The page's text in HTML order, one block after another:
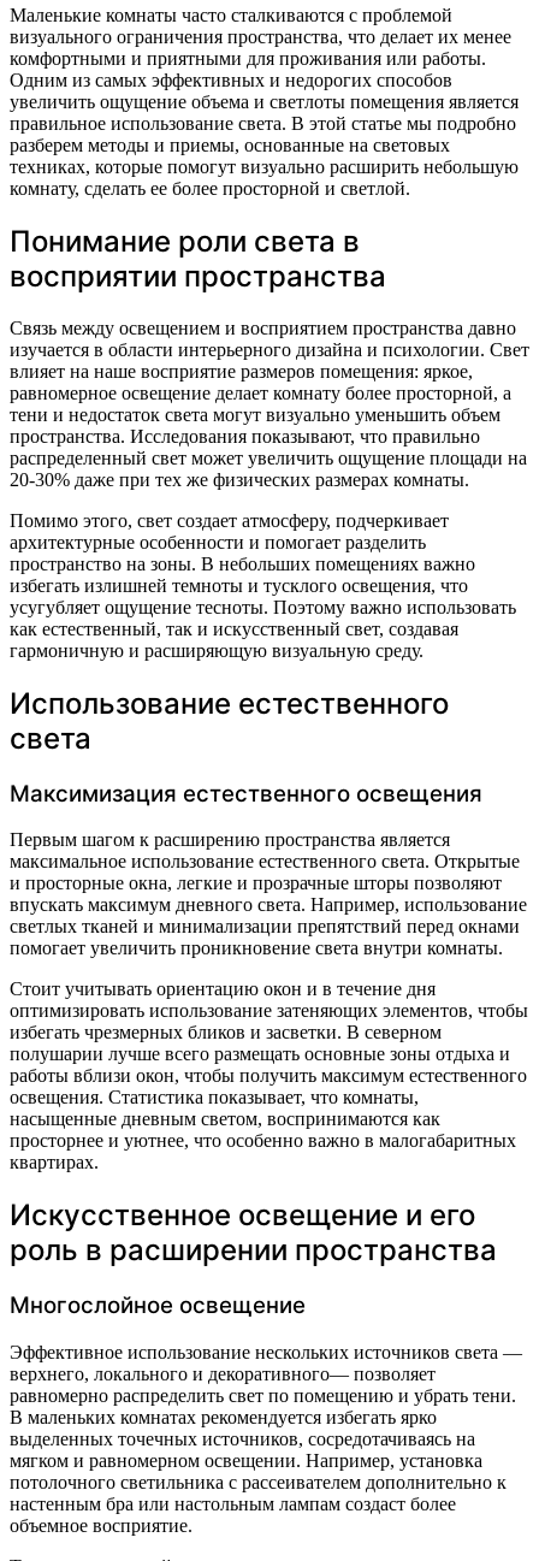
Маленькие комнаты часто сталкиваются с проблемой
визуального ограничения пространства, что делает их менее
комфортными и приятными для проживания или работы.
Одним из самых эффективных и недорогих способов
увеличить ощущение объема и светлоты помещения является
правильное использование света. В этой статье мы подробно
разберем методы и приемы, основанные на световых
техниках, которые помогут визуально расширить небольшую
комнату, сделать ее более просторной и светлой.
Понимание роли света в
восприятии пространства
Связь между освещением и восприятием пространства давно
изучается в области интерьерного дизайна и психологии. Свет
влияет на наше восприятие размеров помещения: яркое,
равномерное освещение делает комнату более просторной, а
тени и недостаток света могут визуально уменьшить объем
пространства. Исследования показывают, что правильно
распределенный свет может увеличить ощущение площади на
20-30% даже при тех же физических размерах комнаты.
Помимо этого, свет создает атмосферу, подчеркивает
архитектурные особенности и помогает разделить
пространство на зоны. В небольших помещениях важно
избегать излишней темноты и тусклого освещения, что
усугубляет ощущение тесноты. Поэтому важно использовать
как естественный, так и искусственный свет, создавая
гармоничную и расширяющую визуальную среду.
Использование естественного
света
Максимизация естественного освещения
Первым шагом к расширению пространства является
максимальное использование естественного света. Открытые
и просторные окна, легкие и прозрачные шторы позволяют
впускать максимум дневного света. Например, использование
светлых тканей и минимализации препятствий перед окнами
помогает увеличить проникновение света внутри комнаты.
Стоит учитывать ориентацию окон и в течение дня
оптимизировать использование затеняющих элементов, чтобы
избегать чрезмерных бликов и засветки. В северном
полушарии лучше всего размещать основные зоны отдыха и
работы вблизи окон, чтобы получить максимум естественного
освещения. Статистика показывает, что комнаты,
насыщенные дневным светом, воспринимаются как
просторнее и уютнее, что особенно важно в малогабаритных
квартирах.
Искусственное освещение и его
роль в расширении пространства
Многослойное освещение
Эффективное использование нескольких источников света —
верхнего, локального и декоративного— позволяет
равномерно распределить свет по помещению и убрать тени.
В маленьких комнатах рекомендуется избегать ярко
выделенных точечных источников, сосредотачиваясь на
мягком и равномерном освещении. Например, установка
потолочного светильника с рассеивателем дополнительно к
настенным бра или настольным лампам создаст более
объемное восприятие.